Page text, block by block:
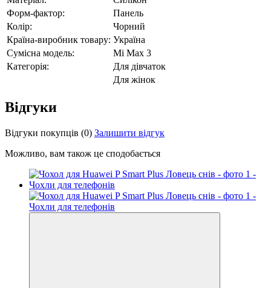
Форм-фактор:
Панель
Колір:
Чорний
Країна-виробник товару: Україна
Сумісна модель:
Mi Max 3
Категорія:
Для дівчаток
Для жінок
Відгуки
Відгуки покупців (0) Залишити відгук
Можливо, вам також це сподобається